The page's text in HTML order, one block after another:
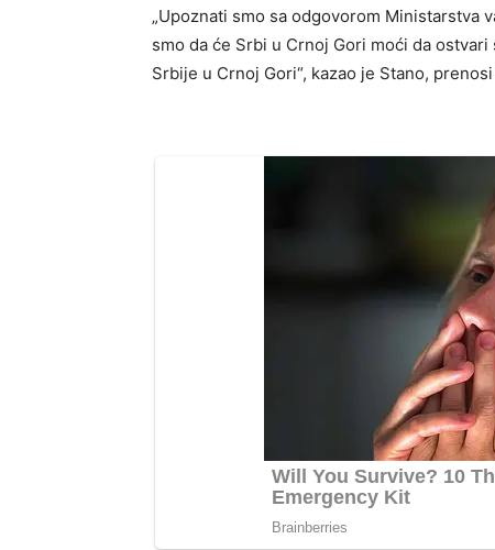
„Upoznati smo sa odgovorom Ministarstva
smo da će Srbi u Crnoj Gori moći da
Srbije u Crnoj Gori“, kazao je Stano, prenosi